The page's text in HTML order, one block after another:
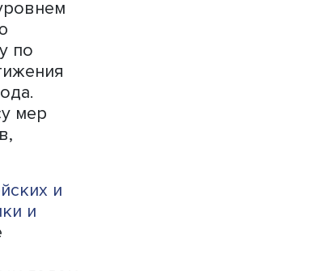
научных
«Тем не менее
тезисы.
рост на
с
газов не
Иными
огромны, и
добавил